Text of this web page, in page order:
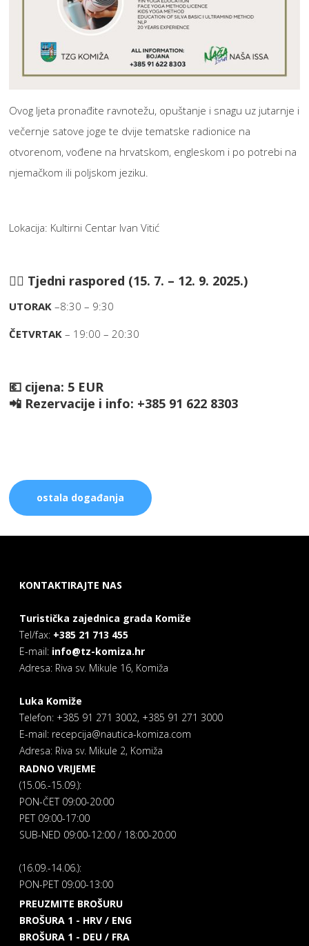
Ovog ljeta pronađite ravnotežu, opuštanje i snagu uz jutarnje i
večernje satove joge te dvije tematske radionice na
otvorenom, vođene na hrvatskom, engleskom i po potrebi na
njemačkom ili poljskom jeziku.
Lokacija: Kultirni Centar Ivan Vitić
🧘‍♀️ Tjedni raspored (15. 7. – 12. 9. 2025.)
UTORAK –8:30 – 9:30
ČETVRTAK – 19:00 – 20:30
💶 cijena: 5 EUR
📲 Rezervacije i info: +385 91 622 8303
ostala događanja
KONTAKTIRAJTE NAS
Turistička zajednica grada Komiže
Tel/fax: +385 21 713 455
E-mail: info@tz-komiza.hr
Adresa: Riva sv. Mikule 16, Komiža
Luka Komiže
Telefon: +385 91 271 3002, +385 91 271 3000
E-mail: recepcija@nautica-komiza.com
Adresa: Riva sv. Mikule 2, Komiža
RADNO VRIJEME
(15.06.-15.09.):
PON-ČET 09:00-20:00
PET 09:00-17:00
SUB-NED 09:00-12:00 / 18:00-20:00
(16.09.-14.06.):
PON-PET 09:00-13:00
PREUZMITE BROŠURU
BROŠURA 1 - HRV / ENG
BROŠURA 1 - DEU / FRA